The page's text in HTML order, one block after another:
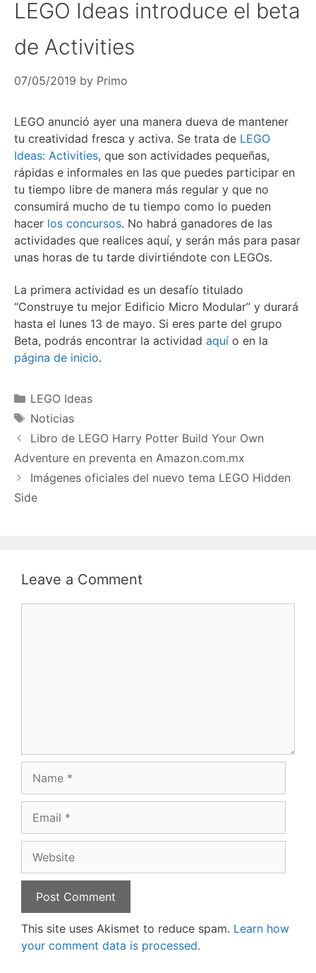
LEGO Ideas introduce el beta
de Activities
07/05/2019 by Primo
LEGO anunció ayer una manera dueva de mantener
tu creatividad fresca y activa. Se trata de LEGO
Ideas: Activities, que son actividades pequeñas,
rápidas e informales en las que puedes participar en
tu tiempo libre de manera más regular y que no
consumirá mucho de tu tiempo como lo pueden
hacer los concursos. No habrá ganadores de las
actividades que realices aquí, y serán más para pasar
unas horas de tu tarde divirtiéndote con LEGOs.
La primera actividad es un desafío titulado
“Construye tu mejor Edificio Micro Modular” y durará
hasta el lunes 13 de mayo. Si eres parte del grupo
Beta, podrás encontrar la actividad aquí o en la
página de inicio.
Categories
LEGO Ideas
Tags
Noticias
Libro de LEGO Harry Potter Build Your Own
Adventure en preventa en Amazon.com.mx
Imágenes oficiales del nuevo tema LEGO Hidden
Side
Leave a Comment
This site uses Akismet to reduce spam. Learn how
your comment data is processed.